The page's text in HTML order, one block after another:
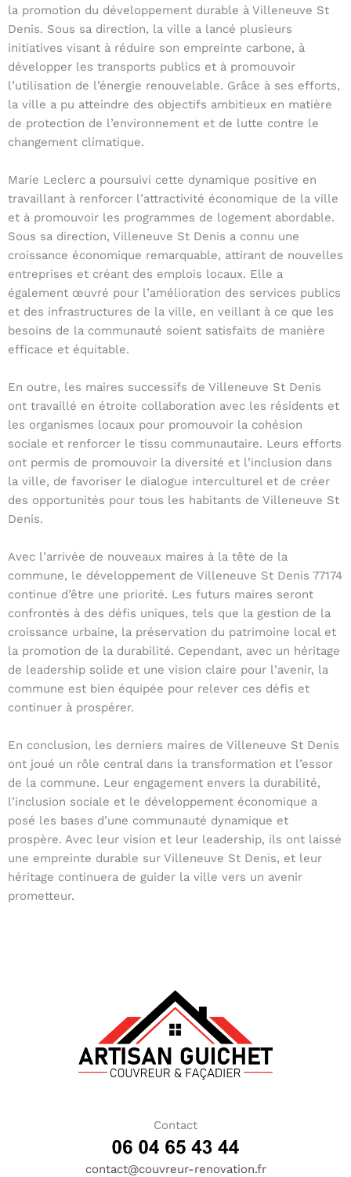
la promotion du développement durable à Villeneuve St
Denis. Sous sa direction, la ville a lancé plusieurs
initiatives visant à réduire son empreinte carbone, à
développer les transports publics et à promouvoir
l’utilisation de l’énergie renouvelable. Grâce à ses efforts,
la ville a pu atteindre des objectifs ambitieux en matière
de protection de l’environnement et de lutte contre le
changement climatique.
Marie Leclerc a poursuivi cette dynamique positive en
travaillant à renforcer l’attractivité économique de la ville
et à promouvoir les programmes de logement abordable.
Sous sa direction, Villeneuve St Denis a connu une
croissance économique remarquable, attirant de nouvelles
entreprises et créant des emplois locaux. Elle a
également œuvré pour l’amélioration des services publics
et des infrastructures de la ville, en veillant à ce que les
besoins de la communauté soient satisfaits de manière
efficace et équitable.
En outre, les maires successifs de Villeneuve St Denis
ont travaillé en étroite collaboration avec les résidents et
les organismes locaux pour promouvoir la cohésion
sociale et renforcer le tissu communautaire. Leurs efforts
ont permis de promouvoir la diversité et l’inclusion dans
la ville, de favoriser le dialogue interculturel et de créer
des opportunités pour tous les habitants de Villeneuve St
Denis.
Avec l’arrivée de nouveaux maires à la tête de la
commune, le développement de Villeneuve St Denis 77174
continue d’être une priorité. Les futurs maires seront
confrontés à des défis uniques, tels que la gestion de la
croissance urbaine, la préservation du patrimoine local et
la promotion de la durabilité. Cependant, avec un héritage
de leadership solide et une vision claire pour l’avenir, la
commune est bien équipée pour relever ces défis et
continuer à prospérer.
En conclusion, les derniers maires de Villeneuve St Denis
ont joué un rôle central dans la transformation et l’essor
de la commune. Leur engagement envers la durabilité,
l’inclusion sociale et le développement économique a
posé les bases d’une communauté dynamique et
prospère. Avec leur vision et leur leadership, ils ont laissé
une empreinte durable sur Villeneuve St Denis, et leur
héritage continuera de guider la ville vers un avenir
prometteur.
Contact
contact@couvreur-renovation.fr